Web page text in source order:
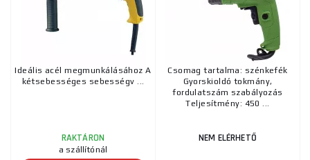
Ideális acél megmunkálásához A
kétsebességes sebességv ...
RAKTÁRON
a szállítónál
Csomag tartalma: szénkefék
Gyorskioldó tokmány,
fordulatszám szabályozás
Teljesítmény: 450 ...
NEM ELÉRHETŐ